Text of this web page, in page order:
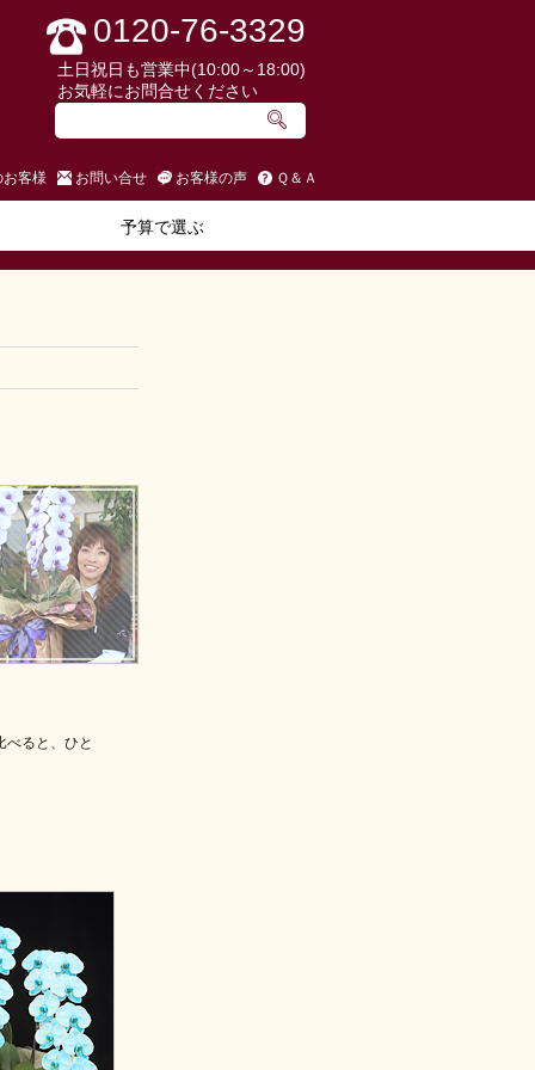
0120-76-3329
土日祝日も営業中(10:00～18:00)
お気軽にお問合せください
客様 お問い合せ お客様の声 Ｑ＆Ａ
予算で選ぶ
べると、ひと